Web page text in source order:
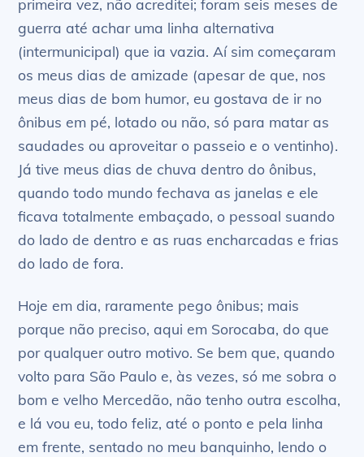
primeira vez, não acreditei; foram seis meses de
guerra até achar uma linha alternativa
(intermunicipal) que ia vazia. Aí sim começaram
os meus dias de amizade (apesar de que, nos
meus dias de bom humor, eu gostava de ir no
ônibus em pé, lotado ou não, só para matar as
saudades ou aproveitar o passeio e o ventinho).
Já tive meus dias de chuva dentro do ônibus,
quando todo mundo fechava as janelas e ele
ficava totalmente embaçado, o pessoal suando
do lado de dentro e as ruas encharcadas e frias
do lado de fora.
Hoje em dia, raramente pego ônibus; mais
porque não preciso, aqui em Sorocaba, do que
por qualquer outro motivo. Se bem que, quando
volto para São Paulo e, às vezes, só me sobra o
bom e velho Mercedão, não tenho outra escolha,
e lá vou eu, todo feliz, até o ponto e pela linha
em frente, sentado no meu banquinho, lendo o